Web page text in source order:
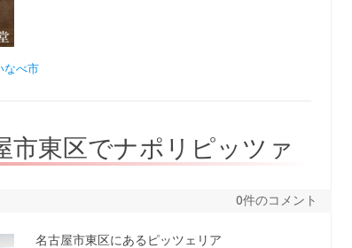
なべ市
市東区でナポリピッツァ
0件のコメント
名古屋市東区にあるピッツェリア